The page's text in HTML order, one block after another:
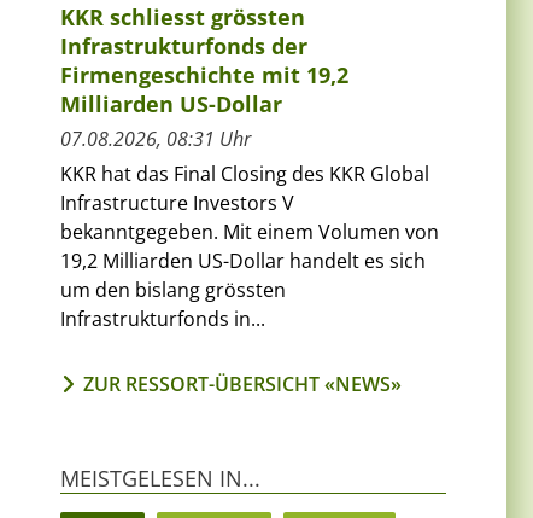
KKR schliesst grössten
Infrastrukturfonds der
Firmengeschichte mit 19,2
Milliarden US-Dollar
07.08.2026, 08:31 Uhr
KKR hat das Final Closing des KKR Global
Infrastructure Investors V
bekanntgegeben. Mit einem Volumen von
19,2 Milliarden US-Dollar handelt es sich
um den bislang grössten
Infrastrukturfonds in...
ZUR RESSORT-ÜBERSICHT «NEWS»
MEISTGELESEN IN...